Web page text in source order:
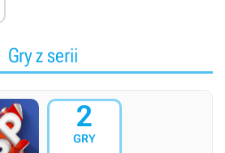
Gry z serii
2
GRY